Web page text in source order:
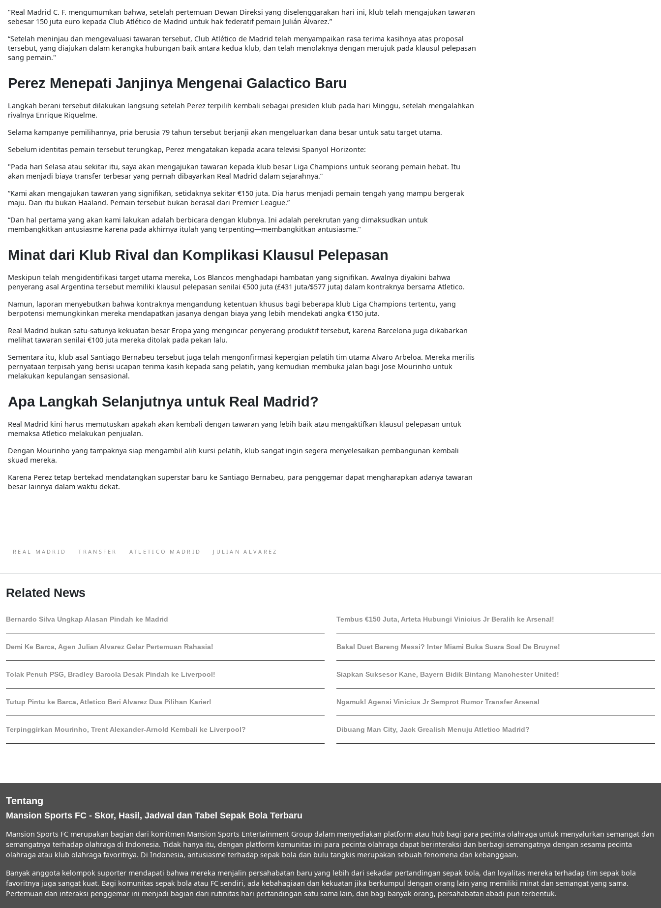
"Real Madrid C. F. mengumumkan bahwa, setelah pertemuan Dewan Direksi yang diselenggarakan hari ini, klub telah mengajukan tawaran
sebesar 150 juta euro kepada Club Atlético de Madrid untuk hak federatif pemain Julián Álvarez.”
“Setelah meninjau dan mengevaluasi tawaran tersebut, Club Atlético de Madrid telah menyampaikan rasa terima kasihnya atas proposal
tersebut, yang diajukan dalam kerangka hubungan baik antara kedua klub, dan telah menolaknya dengan merujuk pada klausul pelepasan
sang pemain."
Perez Menepati Janjinya Mengenai Galactico Baru
Langkah berani tersebut dilakukan langsung setelah Perez terpilih kembali sebagai presiden klub pada hari Minggu, setelah mengalahkan
rivalnya Enrique Riquelme.
Selama kampanye pemilihannya, pria berusia 79 tahun tersebut berjanji akan mengeluarkan dana besar untuk satu target utama.
Sebelum identitas pemain tersebut terungkap, Perez mengatakan kepada acara televisi Spanyol Horizonte:
"Pada hari Selasa atau sekitar itu, saya akan mengajukan tawaran kepada klub besar Liga Champions untuk seorang pemain hebat. Itu
akan menjadi biaya transfer terbesar yang pernah dibayarkan Real Madrid dalam sejarahnya.”
“Kami akan mengajukan tawaran yang signifikan, setidaknya sekitar €150 juta. Dia harus menjadi pemain tengah yang mampu bergerak
maju. Dan itu bukan Haaland. Pemain tersebut bukan berasal dari Premier League.”
“Dan hal pertama yang akan kami lakukan adalah berbicara dengan klubnya. Ini adalah perekrutan yang dimaksudkan untuk
membangkitkan antusiasme karena pada akhirnya itulah yang terpenting—membangkitkan antusiasme."
Minat dari Klub Rival dan Komplikasi Klausul Pelepasan
Meskipun telah mengidentifikasi target utama mereka, Los Blancos menghadapi hambatan yang signifikan. Awalnya diyakini bahwa
penyerang asal Argentina tersebut memiliki klausul pelepasan senilai €500 juta (£431 juta/$577 juta) dalam kontraknya bersama Atletico.
Namun, laporan menyebutkan bahwa kontraknya mengandung ketentuan khusus bagi beberapa klub Liga Champions tertentu, yang
berpotensi memungkinkan mereka mendapatkan jasanya dengan biaya yang lebih mendekati angka €150 juta.
Real Madrid bukan satu-satunya kekuatan besar Eropa yang mengincar penyerang produktif tersebut, karena Barcelona juga dikabarkan
melihat tawaran senilai €100 juta mereka ditolak pada pekan lalu.
Sementara itu, klub asal Santiago Bernabeu tersebut juga telah mengonfirmasi kepergian pelatih tim utama Alvaro Arbeloa. Mereka merilis
pernyataan terpisah yang berisi ucapan terima kasih kepada sang pelatih, yang kemudian membuka jalan bagi Jose Mourinho untuk
melakukan kepulangan sensasional.
Apa Langkah Selanjutnya untuk Real Madrid?
Real Madrid kini harus memutuskan apakah akan kembali dengan tawaran yang lebih baik atau mengaktifkan klausul pelepasan untuk
memaksa Atletico melakukan penjualan.
Dengan Mourinho yang tampaknya siap mengambil alih kursi pelatih, klub sangat ingin segera menyelesaikan pembangunan kembali
skuad mereka.
Karena Perez tetap bertekad mendatangkan superstar baru ke Santiago Bernabeu, para penggemar dapat mengharapkan adanya tawaran
besar lainnya dalam waktu dekat.
REAL MADRID TRANSFER ATLETICO MADRID JULIAN ALVAREZ
Related News
Bernardo Silva Ungkap Alasan Pindah ke Madrid Tembus €150 Juta, Arteta Hubungi Vinicius Jr Beralih ke Arsenal!
Demi Ke Barca, Agen Julian Alvarez Gelar Pertemuan Rahasia! Bakal Duet Bareng Messi? Inter Miami Buka Suara Soal De Bruyne!
Tolak Penuh PSG, Bradley Barcola Desak Pindah ke Liverpool! Siapkan Suksesor Kane, Bayern Bidik Bintang Manchester United!
Tutup Pintu ke Barca, Atletico Beri Alvarez Dua Pilihan Karier! Ngamuk! Agensi Vinicius Jr Semprot Rumor Transfer Arsenal
Terpinggirkan Mourinho, Trent Alexander-Arnold Kembali ke Liverpool? Dibuang Man City, Jack Grealish Menuju Atletico Madrid?
Tentang
Mansion Sports FC - Skor, Hasil, Jadwal dan Tabel Sepak Bola Terbaru
Mansion Sports FC merupakan bagian dari komitmen Mansion Sports Entertainment Group dalam menyediakan platform atau hub bagi para pecinta olahraga untuk menyalurkan semangat dan
semangatnya terhadap olahraga di Indonesia. Tidak hanya itu, dengan platform komunitas ini para pecinta olahraga dapat berinteraksi dan berbagi semangatnya dengan sesama pecinta
olahraga atau klub olahraga favoritnya. Di Indonesia, antusiasme terhadap sepak bola dan bulu tangkis merupakan sebuah fenomena dan kebanggaan.
Banyak anggota kelompok suporter mendapati bahwa mereka menjalin persahabatan baru yang lebih dari sekadar pertandingan sepak bola, dan loyalitas mereka terhadap tim sepak bola
favoritnya juga sangat kuat. Bagi komunitas sepak bola atau FC sendiri, ada kebahagiaan dan kekuatan jika berkumpul dengan orang lain yang memiliki minat dan semangat yang sama.
Pertemuan dan interaksi penggemar ini menjadi bagian dari rutinitas hari pertandingan satu sama lain, dan bagi banyak orang, persahabatan abadi pun terbentuk.